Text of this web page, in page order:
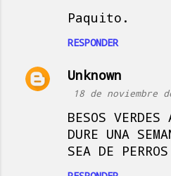
Paquito.
RESPONDER
Unknown
18 de noviembre
BESOS VERDES
DURE UNA
SEA DE PERROS